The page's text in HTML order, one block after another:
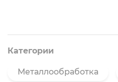
Категории
Металлообработка